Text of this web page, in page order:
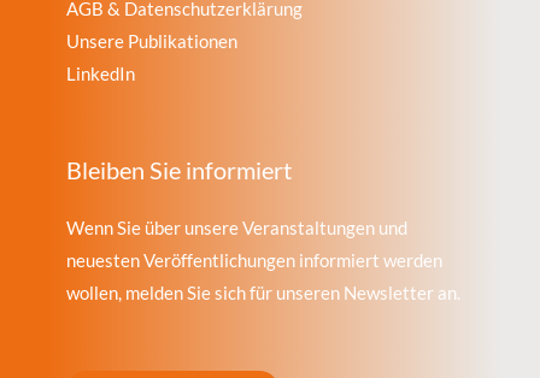
AGB & Datenschutzerklärung
Unsere Publikationen
LinkedIn
Bleiben Sie informiert
Wenn Sie über unsere Veranstaltungen und
neuesten Veröffentlichungen informiert werden
wollen, melden Sie sich für unseren Newsletter an.